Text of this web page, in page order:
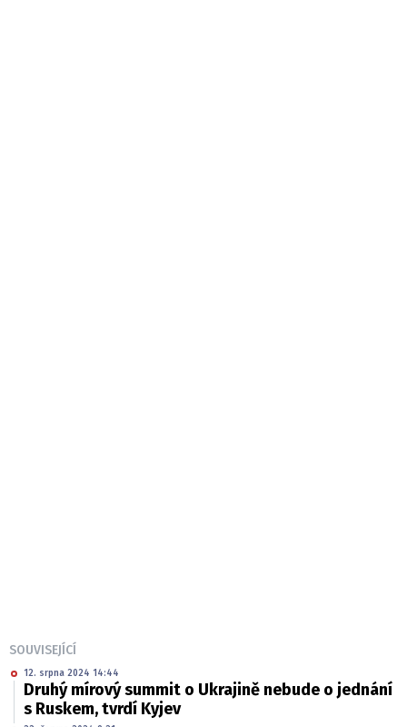
SOUVISEJÍCÍ
12. srpna 2024 14:44
Druhý mírový summit o Ukrajině nebude o jednání
s Ruskem, tvrdí Kyjev